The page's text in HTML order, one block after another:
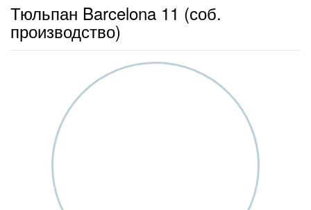
Тюльпан Barcelona 11 (соб.
производство)